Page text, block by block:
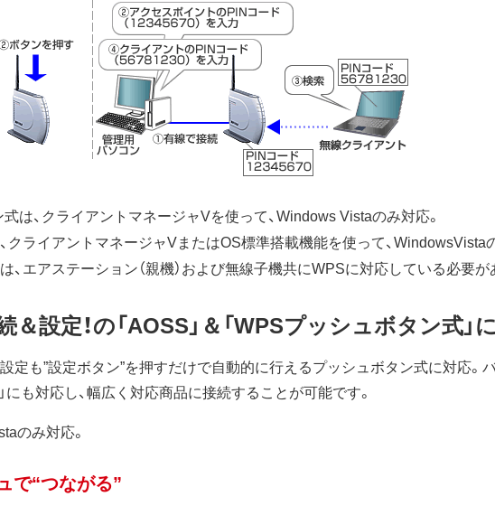
は、クライアントマネージャVを使って、Windows Vistaのみ対応。
クライアントマネージャVまたはOS標準搭載機能を使って、WindowsVista
、エアステーション（親機）および無線子機共にWPSに対応している必要が
設定！の「AOSS」＆「WPSプッシュボタン式」
定も”設定ボタン”を押すだけで自動的に行えるプッシュボタン式に対応。
にも対応し、幅広く対応商品に接続することが可能です。
のみ対応。
で“つながる”